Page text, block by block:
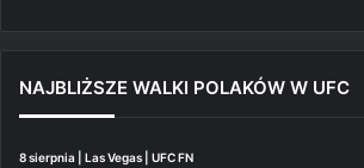
NAJBLIŻSZE WALKI POLAKÓW W UFC
8 sierpnia | Las Vegas | UFC FN